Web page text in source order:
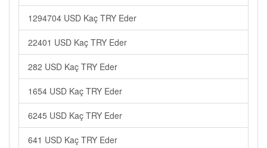
1294704 USD Kaç TRY Eder
22401 USD Kaç TRY Eder
282 USD Kaç TRY Eder
1654 USD Kaç TRY Eder
6245 USD Kaç TRY Eder
641 USD Kaç TRY Eder